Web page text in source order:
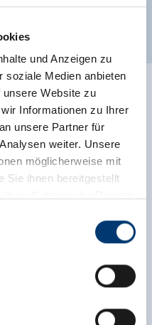
und Anzeigen zu
soziale Medien anbieten
Website zu
Informationen zu Ihrer
unsere Partner für
weiter. Unsere
möglicherweise mit
Sie ihnen bereitgestellt